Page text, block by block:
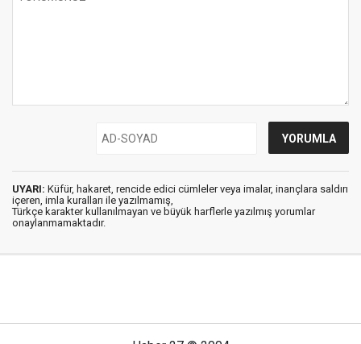
UYARI: Küfür, hakaret, rencide edici cümleler veya imalar, inançlara saldırı
içeren, imla kuralları ile yazılmamış,
Türkçe karakter kullanılmayan ve büyük harflerle yazılmış yorumlar
onaylanmamaktadır.